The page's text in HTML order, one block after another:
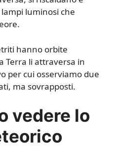
luminosi che
hanno orbite
Terra li attraversa in
per cui osserviamo due
ma sovrapposti.
vedere lo